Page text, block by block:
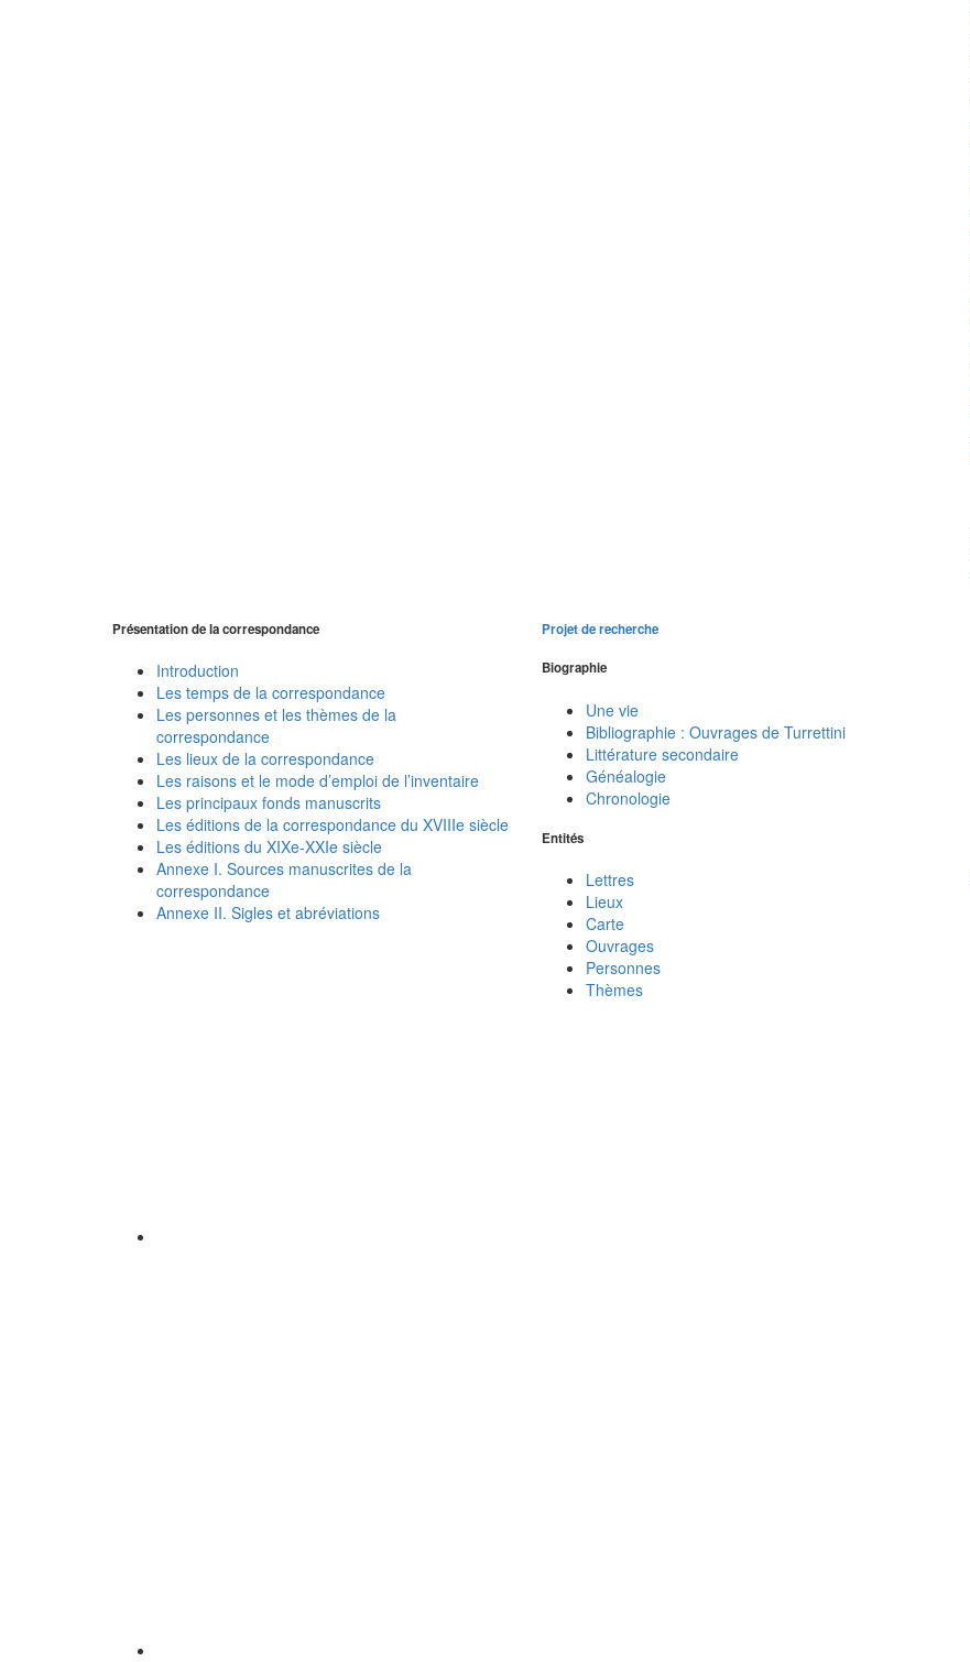
Présentation de la correspondance
Introduction
Les temps de la correspondance
Les personnes et les thèmes de la
correspondance
Les lieux de la correspondance
Les raisons et le mode d’emploi de l’inventaire
Les principaux fonds manuscrits
Les éditions de la correspondance du XVIIIe siècle
Les éditions du XIXe-XXIe siècle
Annexe I. Sources manuscrites de la
correspondance
Annexe II. Sigles et abréviations
Projet de recherche
Biographie
Une vie
Bibliographie : Ouvrages de Turrettini
Littérature secondaire
Généalogie
Chronologie
Entités
Lettres
Lieux
Carte
Ouvrages
Personnes
Thèmes